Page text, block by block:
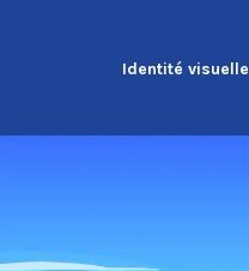
Identité visuelle